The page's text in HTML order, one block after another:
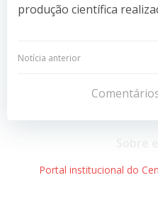
produção científica
Navegação
Post
Notícia anterior
Portal institucional do